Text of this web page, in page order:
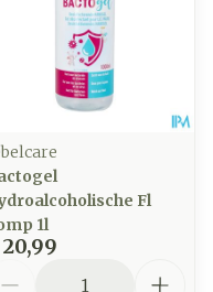
Fl
1l